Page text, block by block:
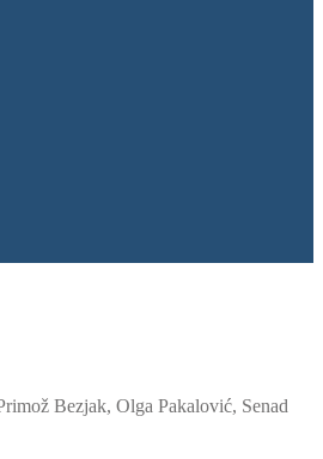
Bezjak, Olga Pakalović, Senad